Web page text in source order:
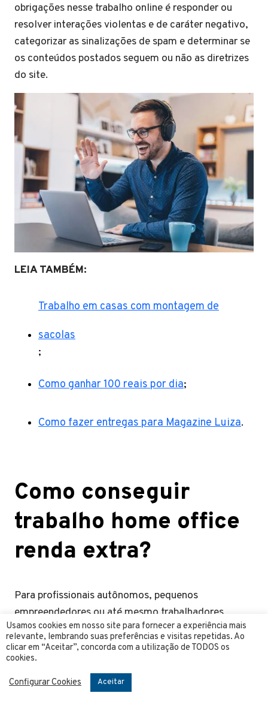
obrigações nesse trabalho online é responder ou
resolver interações violentas e de caráter negativo,
categorizar as sinalizações de spam e determinar se
os conteúdos postados seguem ou não as diretrizes
do site.
LEIA TAMBÉM:
Trabalho em casas com montagem de
sacolas
;
Como ganhar 100 reais por dia;
Como fazer entregas para Magazine Luiza.
Como conseguir
trabalho home office
renda extra?
Para profissionais autônomos, pequenos
empreendedores ou até mesmo trabalhadores
formais uma renda extra pode ser muito bem vinda,
assim principalmente em momentos de crise a
necessidade de procurar oportunidades para
freelancers se torna maior, então buscar
extra home office é uma ótima
Usamos cookies em nosso site para fornecer a experiência mais
relevante, lembrando suas preferências e visitas repetidas. Ao
clicar em “Aceitar”, concorda com a utilização de TODOS os
cookies.
Configurar Cookies Aceitar